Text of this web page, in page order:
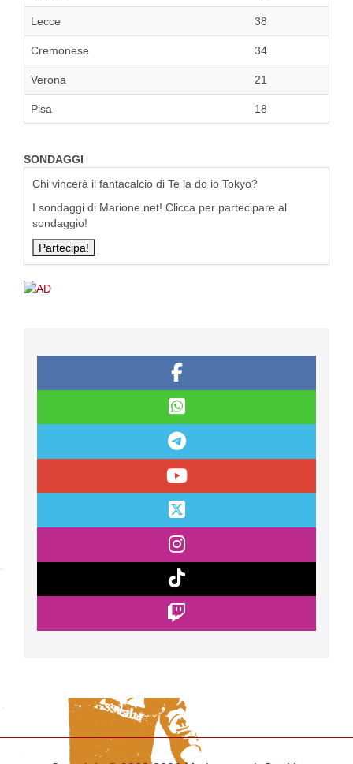
Lecce 38
Cremonese 34
Verona 21
Pisa 18
SONDAGGI
Chi vincerà il fantacalcio di Te la do io Tokyo?
I sondaggi di Marione.net! Clicca per partecipare al
sondaggio!